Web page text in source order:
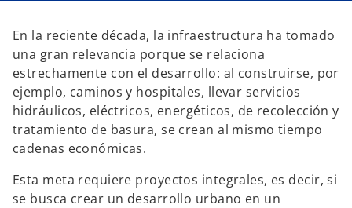
En la reciente década, la infraestructura ha tomado
una gran relevancia porque se relaciona
estrechamente con el desarrollo: al construirse, por
ejemplo, caminos y hospitales, llevar servicios
hidráulicos, eléctricos, energéticos, de recolección y
tratamiento de basura, se crean al mismo tiempo
cadenas económicas.
Esta meta requiere proyectos integrales, es decir, si
se busca crear un desarrollo urbano en un